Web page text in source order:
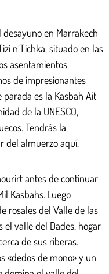
en Marrakech
n’Tichka, situado en las
asentamientos
de impresionantes
es la Kasbah Ait
de la UNESCO,
Tendrás la
del almuerzo aquí.
antes de continuar
Kasbahs. Luego
rosales del Valle de las
el valle del Dades, hogar
de sus riberas.
«dedos de mono» y un